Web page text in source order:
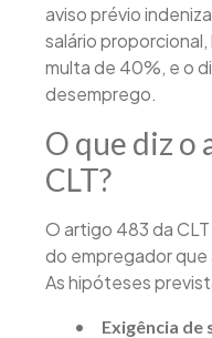
aviso prévio
salário
multa de 40%, e o
desemprego.
O que diz o
CLT?
O artigo 483 da
do empregador que
As hipóteses
Exigência